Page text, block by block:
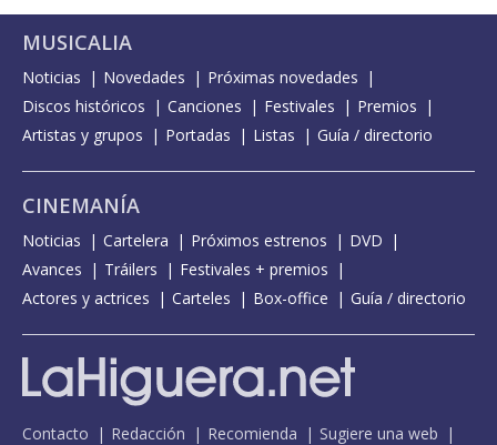
MUSICALIA
Noticias Novedades
Próximas novedades
Discos históricos
Canciones Festivales
Premios
Artistas y grupos
Portadas Listas Guía / directorio
CINEMANÍA
Noticias Cartelera Próximos estrenos
DVD
Avances
Tráilers
Festivales + premios
Actores y actrices
Carteles Box-office Guía / directorio
Contacto Redacción Recomienda
Sugiere una web